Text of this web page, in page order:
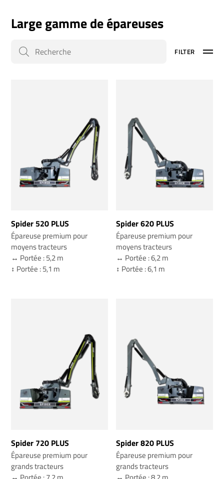
Large gamme de épareuses
FILTER
Spider 520 PLUS
Épareuse premium pour
moyens tracteurs
↔️ Portée : 5,2 m
↕️ Portée : 5,1 m
Spider 620 PLUS
Épareuse premium pour
moyens tracteurs
↔️ Portée : 6,2 m
↕️ Portée : 6,1 m
Spider 720 PLUS
Épareuse premium pour
grands tracteurs
Spider 820 PLUS
Épareuse premium pour
grands tracteurs